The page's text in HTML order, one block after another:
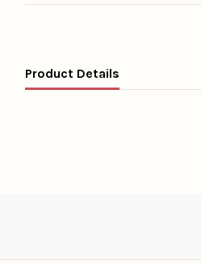
Product Details